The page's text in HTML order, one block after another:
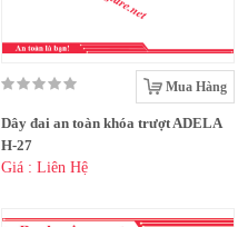
Mua Hàng
Dây đai an toàn khóa trượt ADELA
H-27
Giá : Liên Hệ